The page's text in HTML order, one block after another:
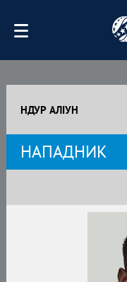
НДУР АЛІУН
НАПАДНИК